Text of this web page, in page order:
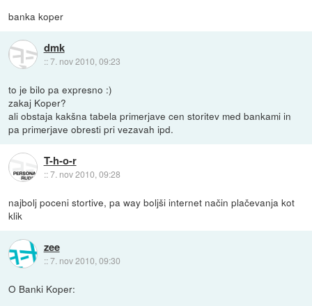
banka koper
dmk
::7. nov 2010, 09:23
to je bilo pa expresno :)
zakaj Koper?
ali obstaja kakšna tabela primerjave cen storitev med bankami in
pa primerjave obresti pri vezavah ipd.
T-h-o-r
::7. nov 2010, 09:28
najbolj poceni stortive, pa way boljši internet način plačevanja kot
klik
zee
::7. nov 2010, 09:30
O Banki Koper: